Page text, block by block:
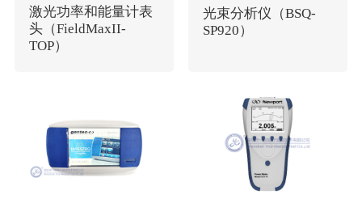
激光功率和能量计表
头（FieldMaxII-
TOP）
光束分析仪（BSQ-
SP920）